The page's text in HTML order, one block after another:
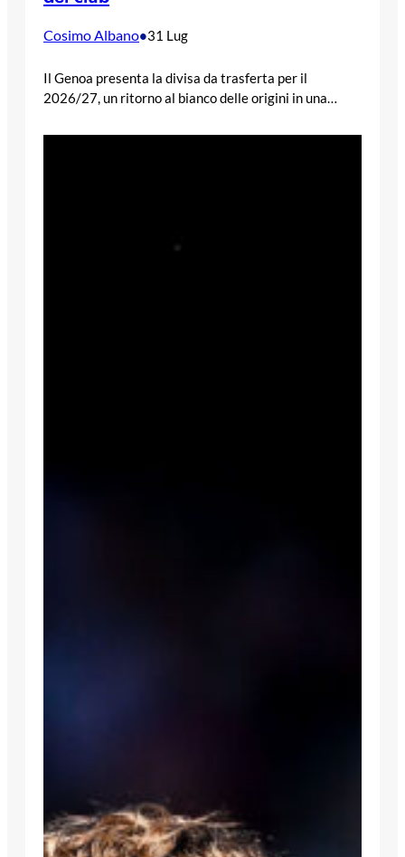
Cosimo Albano•31 Lug
Il Genoa presenta la divisa da trasferta per il
2026/27, un ritorno al bianco delle origini in una…